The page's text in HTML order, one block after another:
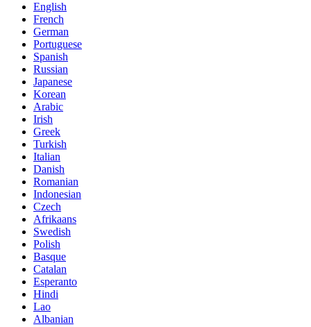
English
French
German
Portuguese
Spanish
Russian
Japanese
Korean
Arabic
Irish
Greek
Turkish
Italian
Danish
Romanian
Indonesian
Czech
Afrikaans
Swedish
Polish
Basque
Catalan
Esperanto
Hindi
Lao
Albanian